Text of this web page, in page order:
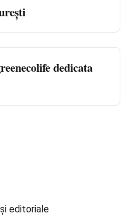
dedicata
editoriale